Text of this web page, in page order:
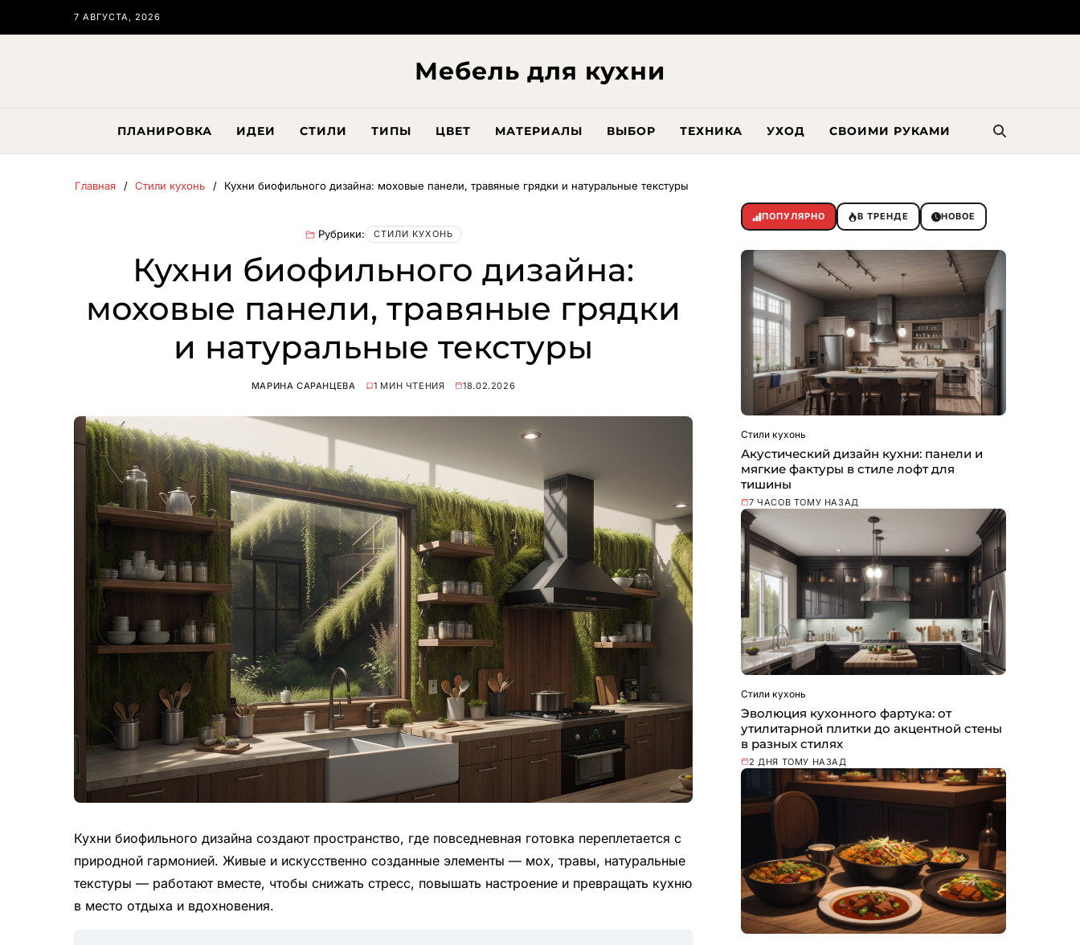
7 АВГУСТА, 2026
Мебель для кухни
ПЛАНИРОВКА ИДЕИ СТИЛИ ТИПЫ ЦВЕТ МАТЕРИАЛЫ ВЫБОР ТЕХНИКА УХОД СВОИМИ РУКАМИ
Главная Стили кухонь Кухни биофильного дизайна: моховые панели, травяные грядки и натуральные текстуры
Рубрики: СТИЛИ КУХОНЬ
Кухни биофильного дизайна:
моховые панели, травяные грядки
и натуральные текстуры
МАРИНА САРАНЦЕВА 1 МИН ЧТЕНИЯ 18.02.2026
Кухни биофильного дизайна создают пространство, где повседневная готовка переплетается с
природной гармонией. Живые и искусственно созданные элементы — мох, травы, натуральные
текстуры — работают вместе, чтобы снижать стресс, повышать настроение и превращать кухню
в место отдыха и вдохновения.
ПОПУЛЯРНО В ТРЕНДЕ НОВОЕ
Стили кухонь
Акустический дизайн кухни: панели и
мягкие фактуры в стиле лофт для
тишины
7 ЧАСОВ ТОМУ НАЗАД
Стили кухонь
Эволюция кухонного фартука: от
утилитарной плитки до акцентной стены
в разных стилях
2 ДНЯ ТОМУ НАЗАД